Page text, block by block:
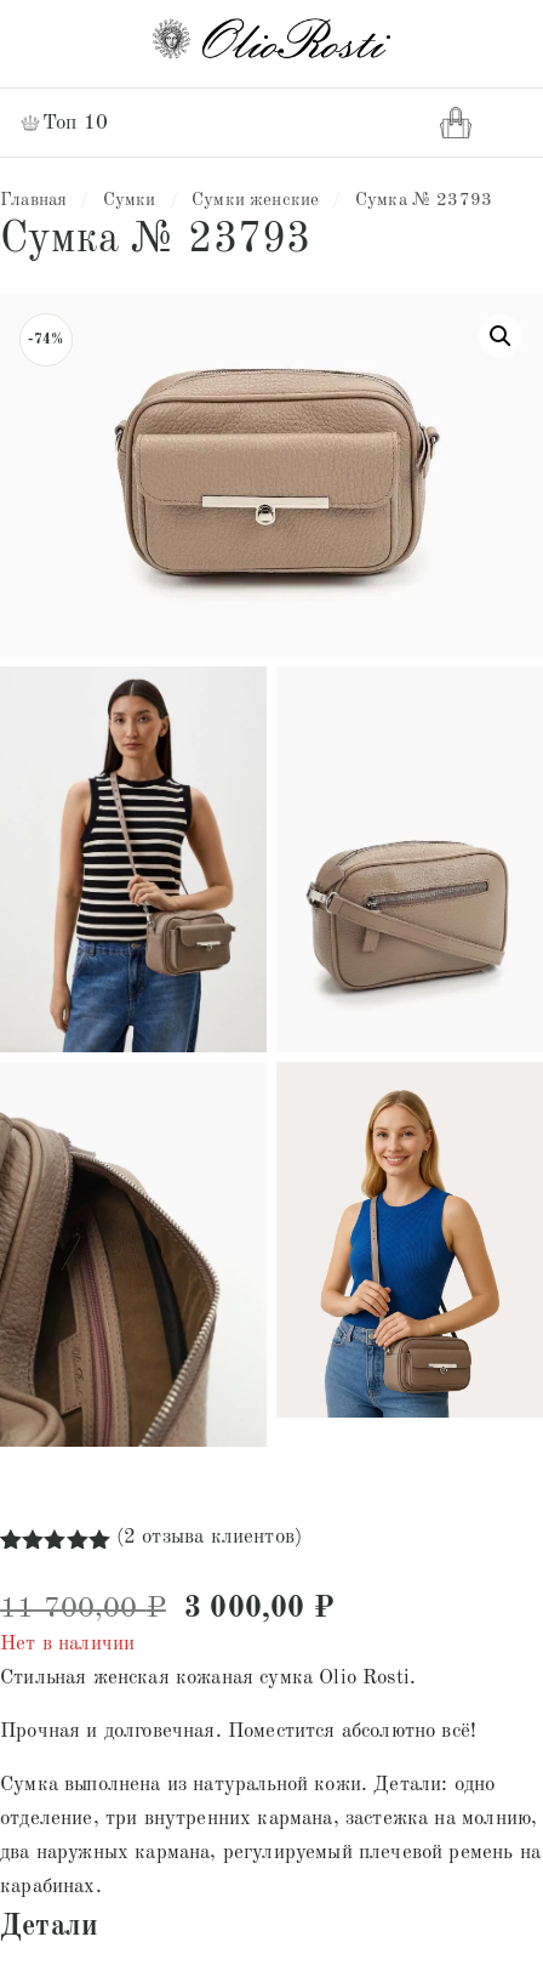
Топ 10
Главная Сумки Сумки женские Сумка № 23793
Сумка № 23793
-74%
на основе
опроса
пользователей
(2 отзыва клиентов)
11 700,00₽ Первоначальная цена
3 000,00 ₽Текущая цена:
Нет в наличии
Стильная женская кожаная сумка Olio Rosti.
Прочная и долговечная. Поместится абсолютно всё!
Сумка выполнена из натуральной кожи. Детали: одно
отделение, три внутренних кармана, застежка на молнию,
два наружных кармана, регулируемый плечевой ремень на
карабинах.
Детали